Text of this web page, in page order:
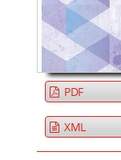
PDF
XML